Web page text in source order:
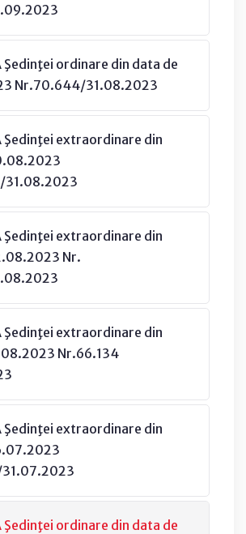
Şedinţei ordinare din data de
Nr.70.644/31.08.2023
Şedinţei extraordinare din
31.08.2023
Şedinţei extraordinare din
Nr.
Şedinţei extraordinare din
Nr.66.134
Şedinţei extraordinare din
Şedinţei ordinare din data de